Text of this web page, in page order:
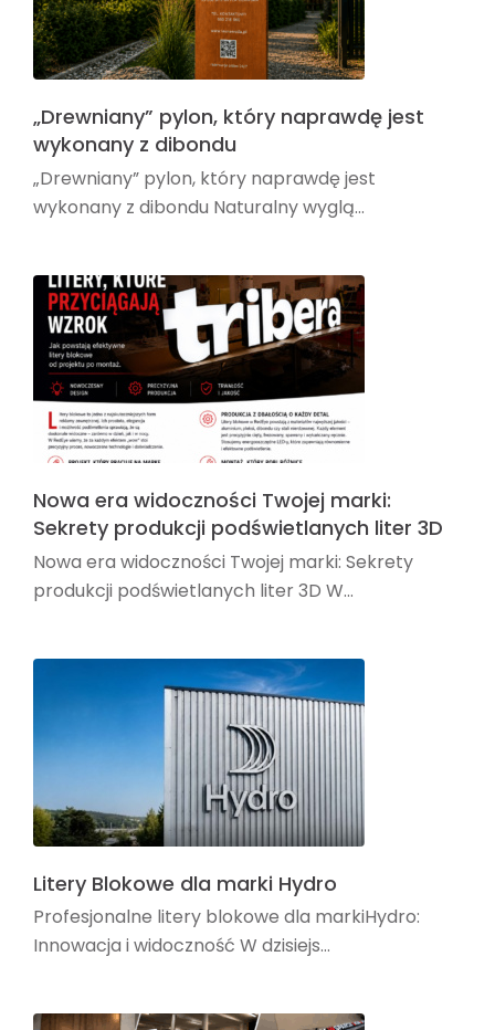
„Drewniany” pylon, który naprawdę jest
wykonany z dibondu
„Drewniany” pylon, który naprawdę jest
wykonany z dibondu Naturalny wyglą...
Nowa era widoczności Twojej marki:
Sekrety produkcji podświetlanych liter 3D
Nowa era widoczności Twojej marki: Sekrety
produkcji podświetlanych liter 3D W...
Litery Blokowe dla marki Hydro
Profesjonalne litery blokowe dla markiHydro:
Innowacja i widoczność W dzisiejs...